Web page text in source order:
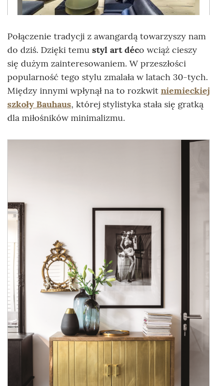
Połączenie tradycji z awangardą towarzyszy nam
do dziś. Dzięki temu styl art déco wciąż cieszy
się dużym zainteresowaniem. W przeszłości
popularność tego stylu zmalała w latach 30-tych.
Między innymi wpłynął na to rozkwit niemieckiej
szkoły Bauhaus, której stylistyka stała się gratką
dla miłośników minimalizmu.